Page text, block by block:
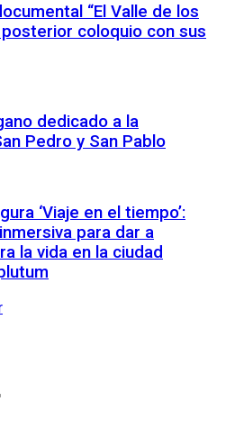
“El Valle de los
coloquio con sus
dedicado a la
Pedro y San Pablo
‘Viaje en el tiempo’:
para dar a
la vida en la ciudad